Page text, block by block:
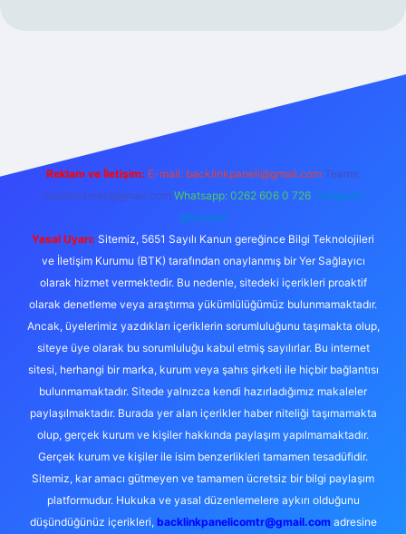
m elexbet
Reklam ve İletişim: E-mail: backlinkpaneli@gmail.com Teams:
forumhizmeti@gmail.com Whatsapp: 0262 606 0 726 Telegram:
@karabul
Yasal Uyarı: Sitemiz, 5651 Sayılı Kanun gereğince Bilgi Teknolojileri
ve İletişim Kurumu (BTK) tarafından onaylanmış bir Yer Sağlayıcı
olarak hizmet vermektedir. Bu nedenle, sitedeki içerikleri proaktif
olarak denetleme veya araştırma yükümlülüğümüz bulunmamaktadır.
Ancak, üyelerimiz yazdıkları içeriklerin sorumluluğunu taşımakta olup,
siteye üye olarak bu sorumluluğu kabul etmiş sayılırlar. Bu internet
sitesi, herhangi bir marka, kurum veya şahıs şirketi ile hiçbir bağlantısı
bulunmamaktadır. Sitede yalnızca kendi hazırladığımız makaleler
paylaşılmaktadır. Burada yer alan içerikler haber niteliği taşımamakta
olup, gerçek kurum ve kişiler hakkında paylaşım yapılmamaktadır.
Gerçek kurum ve kişiler ile isim benzerlikleri tamamen tesadüfidir.
Sitemiz, kar amacı gütmeyen ve tamamen ücretsiz bir bilgi paylaşım
platformudur. Hukuka ve yasal düzenlemelere aykırı olduğunu
düşündüğünüz içerikleri, backlinkpanelicomtr@gmail.comadresine